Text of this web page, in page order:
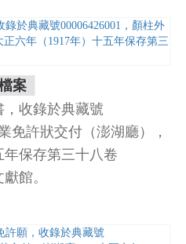
案
，收錄於典藏號
免許狀交付（澎湖廳），
年保存第三十八卷
館。